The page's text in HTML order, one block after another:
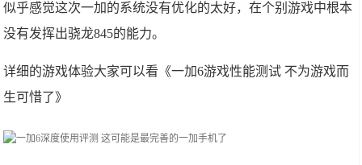
似乎感觉这次一加的系统没有优化的太好，在个别游戏中根本
没有发挥出骁龙845的能力。
详细的游戏体验大家可以看《一加6游戏性能测试 不为游戏而
生可惜了》